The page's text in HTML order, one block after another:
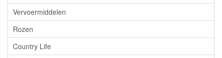
Vervoermiddelen
Rozen
Country Life